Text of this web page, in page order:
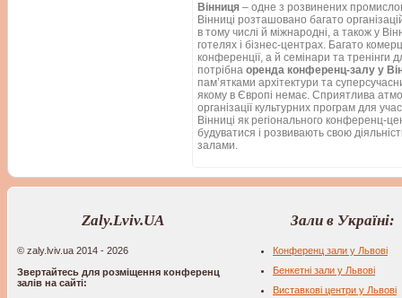
Вінниця – одне з розвинених
Вінниці розташовано багато
в тому числі й міжнародні, а також у
готелях і бізнес-центрах. Багато
конференції, а й семінари та тренінги
потрібна оренда конференц-залу у
пам’ятками архітектури та
якому в Європі немає. Сприятлива
організації культурних програм для
Вінниці як регіонального конференц-
будуватися і розвивають свою
залами.
Zaly.Lviv.UA
© zaly.lviv.ua 2014 - 2026
Звертайтесь для розміщення конференц
залів на сайті:
Зали в Україні:
Конференц зали у Львові
Бенкетні зали у Львові
Виставкові центри у Львові